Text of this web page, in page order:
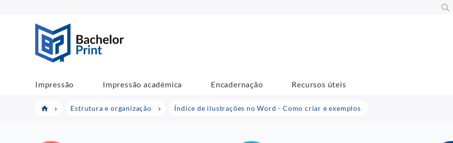
Impressão Impressão académica Encadernação Recursos úteis
Estrutura e organização Índice de ilustrações no Word - Como criar e exemplos